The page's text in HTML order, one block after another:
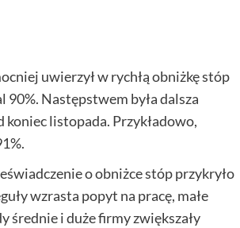
uwierzył w rychłą obniżkę stóp
90%. Następstwem była dalsza
listopada. Przykładowo,
o obniżce stóp przykryło
wzrasta popyt na pracę, małe
średnie i duże firmy zwiększały